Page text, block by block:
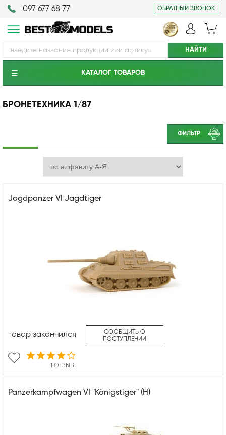
097 677 68 77 ОБРАТНЫЙ ЗВОНОК
КАТАЛОГ ТОВАРОВ
БРОНЕТЕХНИКА 1/87
ФИЛЬТР
Jagdpanzer VI Jagdtiger
1 ОТЗЫВ
товар закончился
СООБЩИТЬ О
ПОСТУПЛЕНИИ
Panzerkampfwagen VI "Königstiger" (H)